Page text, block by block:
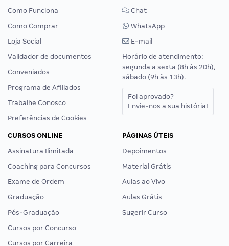
Como Funciona
Como Comprar
Loja Social
Validador de documentos
Conveniados
Programa de Afiliados
Trabalhe Conosco
Preferências de Cookies
Chat
WhatsApp
E-mail
Horário de atendimento:
segunda a sexta (8h às 20h),
sábado (9h às 13h).
Foi aprovado?
Envie-nos a sua história!
CURSOS ONLINE
Assinatura Ilimitada
Coaching para Concursos
Exame de Ordem
Graduação
Pós-Graduação
Cursos por Concurso
Cursos por Carreira
PÁGINAS ÚTEIS
Depoimentos
Material Grátis
Aulas ao Vivo
Aulas Grátis
Sugerir Curso